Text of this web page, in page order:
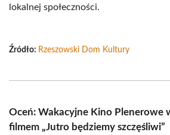
lokalnej społeczności.
Źródło: Rzeszowski Dom Kultury
Oceń: Wakacyjne Kino Plenerowe
filmem „Jutro będziemy szczęśliwi”